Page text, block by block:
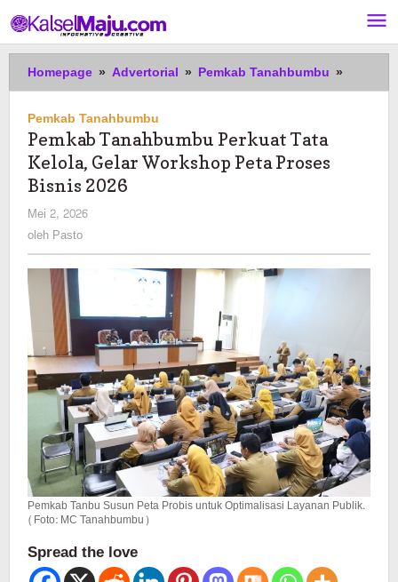
ke
konten
Homepage » Advertorial » Pemkab Tanahbumbu »
2026
Pemkab Tanahbumbu
Pemkab Tanahbumbu Perkuat Tata
Kelola, Gelar Workshop Peta Proses
Bisnis 2026
Mei 2, 2026
oleh Pasto
Pemkab Tanbu Susun Peta Probis untuk Optimalisasi Layanan Publik.
(Foto: MC Tanahbumbu)
Spread the love